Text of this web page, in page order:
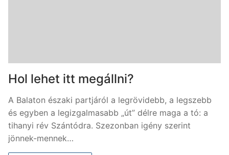
Hol lehet itt megállni?
A Balaton északi partjáról a legrövidebb, a legszebb
és egyben a legizgalmasabb „út” délre maga a tó: a
tihanyi rév Szántódra. Szezonban igény szerint
jönnek-mennek…